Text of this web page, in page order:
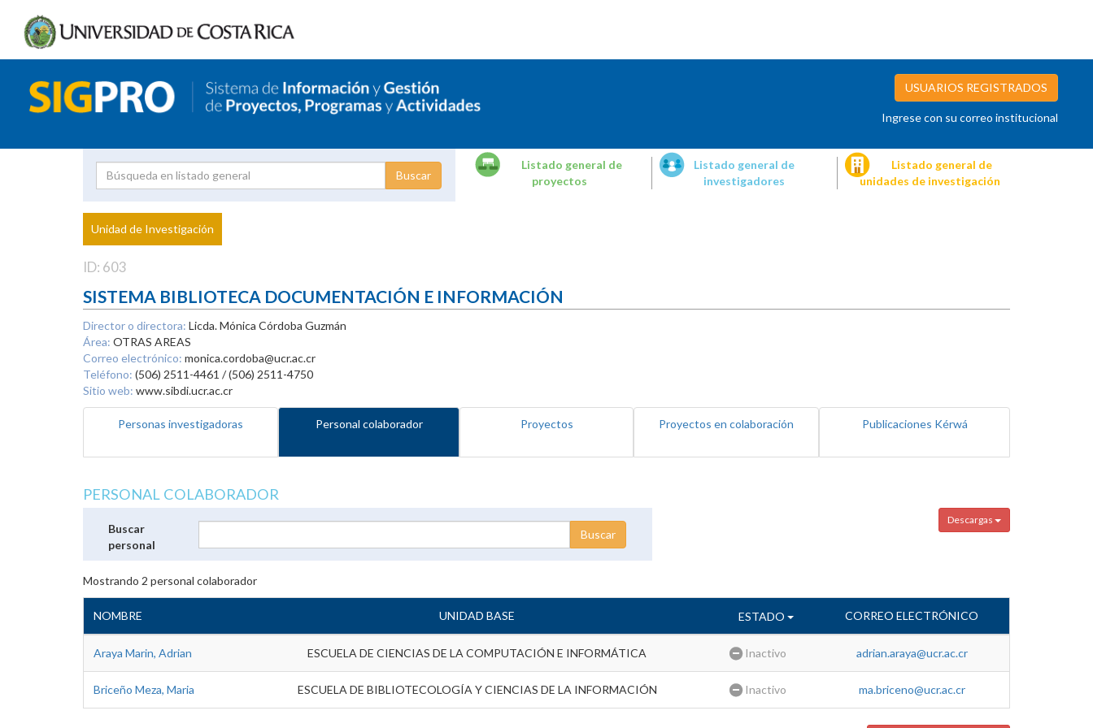
USUARIOS REGISTRADOS
Ingrese con su correo institucional
Proyecto
Investigador
Listado general de
proyectos
Listado general de
investigadores
Listado general de
unidades de investigación
Unidad de Investigación
ID: 603
SISTEMA BIBLIOTECA DOCUMENTACIÓN E INFORMACIÓN
Director o directora: Licda. Mónica Córdoba Guzmán
Área: OTRAS AREAS
Correo electrónico: monica.cordoba@ucr.ac.cr
Teléfono: (506) 2511-4461 / (506) 2511-4750
Sitio web: www.sibdi.ucr.ac.cr
Personas investigadoras Personal colaborador Proyectos Proyectos en colaboración Publicaciones Kérwá
PERSONAL COLABORADOR
Descargas
Buscar
personal
Mostrando 2 personal colaborador
NOMBRE UNIDAD BASE ESTADO CORREO ELECTRÓNICO
Araya Marin, Adrian ESCUELA DE CIENCIAS DE LA COMPUTACIÓN E INFORMÁTICA Inactivo adrian.araya@ucr.ac.cr
Briceño Meza, Maria ESCUELA DE BIBLIOTECOLOGÍA Y CIENCIAS DE LA INFORMACIÓN Inactivo ma.briceno@ucr.ac.cr